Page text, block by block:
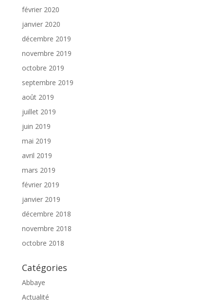
février 2020
janvier 2020
décembre 2019
novembre 2019
octobre 2019
septembre 2019
août 2019
juillet 2019
juin 2019
mai 2019
avril 2019
mars 2019
février 2019
janvier 2019
décembre 2018
novembre 2018
octobre 2018
Catégories
Abbaye
Actualité